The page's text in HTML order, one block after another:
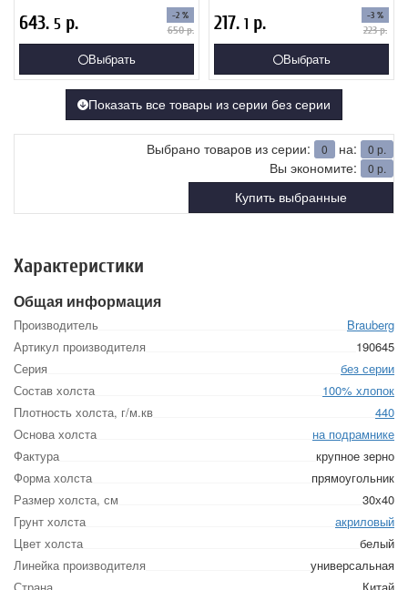
643. 5 р. -2 %
650р.
Выбрать
217. 1 р. -3 %
223р.
Выбрать
Показать все товары из серии без серии
Выбрано товаров из серии: 0 на: 0 р.
Вы экономите: 0 р.
Купить выбранные
Характеристики
Общая информация
Производитель
Brauberg
Артикул производителя
190645
Серия
без серии
Состав холста
100% хлопок
Плотность холста, г/м.кв
440
Основа холста
на подрамнике
Фактура
крупное зерно
Форма холста
прямоугольник
Размер холста, см
30х40
Грунт холста
акриловый
Цвет холста
белый
Линейка производителя
универсальная